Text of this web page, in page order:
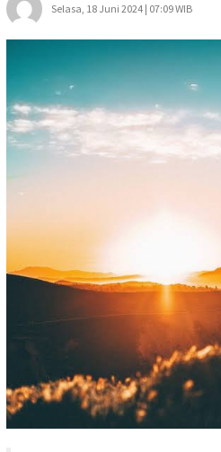
Selasa, 18 Juni 2024 | 07:09 WIB